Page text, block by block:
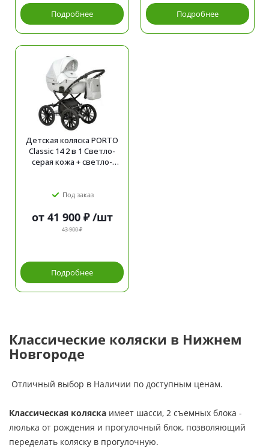
Подробнее Подробнее
Детская коляска PORTO
Classic 14 2 в 1 Светло-
серая кожа + светло-
Под заказ
от 41 900 ₽ /шт
43 900 ₽
Подробнее
Классические коляски в Нижнем
Новгороде
Отличный выбор в Наличии по доступным ценам.
Классическая коляска имеет шасси, 2 съемных блока -
люлька от рождения и прогулочный блок, позволяющий
переделать коляску в прогулочную.